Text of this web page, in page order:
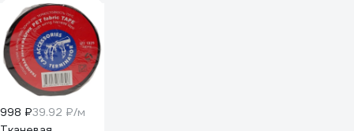
998 ₽39.92 ₽/м